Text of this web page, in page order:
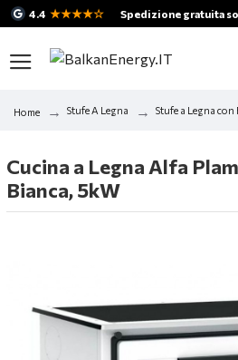
4.4 ★★★★☆ Spedizione gratuita
Home Stufe A Legna Stufe a Legna con
Cucina a Legna Alfa
Bianca, 5kW